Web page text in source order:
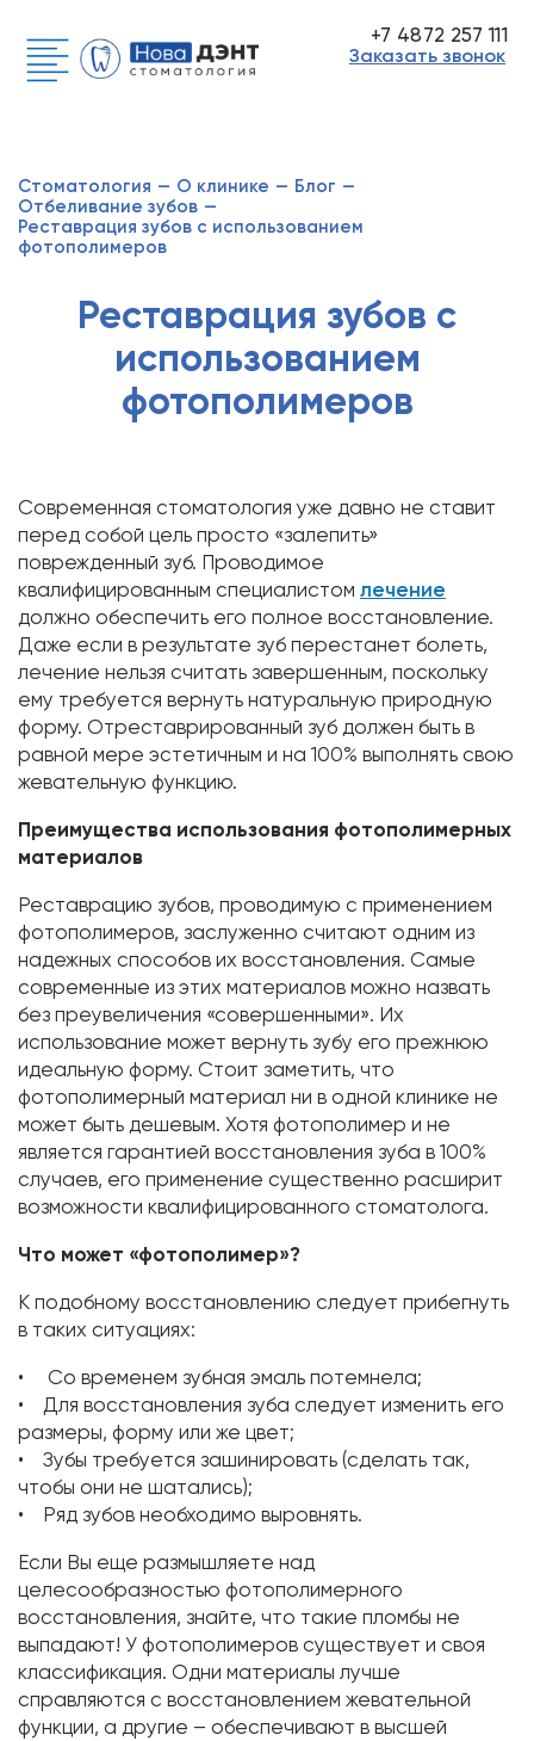
+7 4872 257 111
Заказать звонок
Стоматология — О клинике — Блог —
Отбеливание зубов —
Реставрация зубов с использованием
фотополимеров
Реставрация зубов с
использованием
фотополимеров
Современная стоматология уже давно не ставит
перед собой цель просто «залепить»
поврежденный зуб. Проводимое
квалифицированным специалистом лечение
должно обеспечить его полное восстановление.
Даже если в результате зуб перестанет болеть,
лечение нельзя считать завершенным, поскольку
ему требуется вернуть натуральную природную
форму. Отреставрированный зуб должен быть в
равной мере эстетичным и на 100% выполнять свою
жевательную функцию.
Преимущества использования фотополимерных
материалов
Реставрацию зубов, проводимую с применением
фотополимеров, заслуженно считают одним из
надежных способов их восстановления. Самые
современные из этих материалов можно назвать
без преувеличения «совершенными». Их
использование может вернуть зубу его прежнюю
идеальную форму. Стоит заметить, что
фотополимерный материал ни в одной клинике не
может быть дешевым. Хотя фотополимер и не
является гарантией восстановления зуба в 100%
случаев, его применение существенно расширит
возможности квалифицированного стоматолога.
Что может «фотополимер»?
К подобному восстановлению следует прибегнуть
в таких ситуациях:
• Со временем зубная эмаль потемнела;
• Для восстановления зуба следует изменить его
размеры, форму или же цвет;
• Зубы требуется зашинировать (сделать так,
чтобы они не шатались);
• Ряд зубов необходимо выровнять.
Если Вы еще размышляете над
целесообразностью фотополимерного
восстановления, знайте, что такие пломбы не
выпадают! У фотополимеров существует и своя
классификация. Одни материалы лучше
справляются с восстановлением жевательной
функции, а другие – обеспечивают в высшей